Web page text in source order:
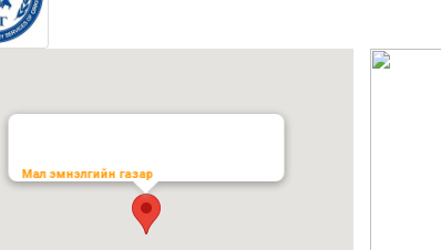
Мал эмнэлгийн газар